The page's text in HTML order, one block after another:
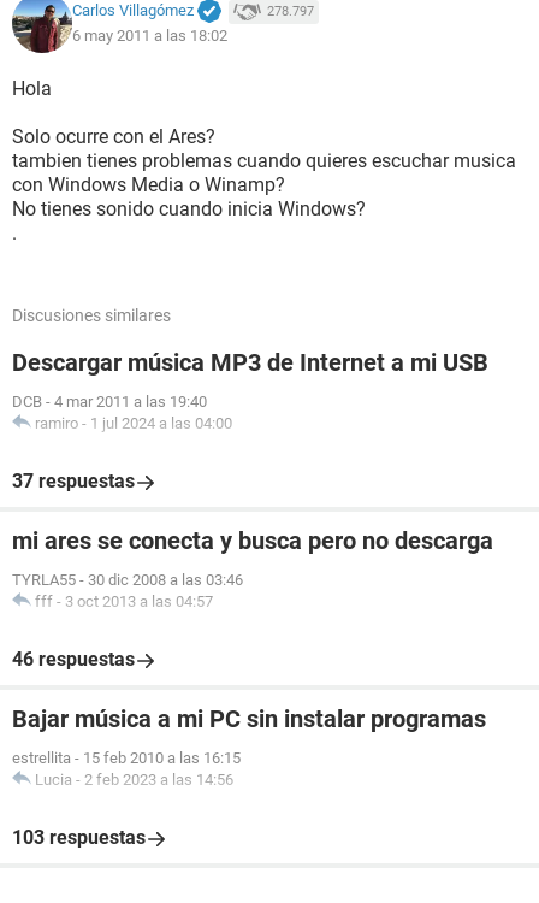
Carlos Villagómez 278.797
6 may 2011 a las 18:02
Hola
Solo ocurre con el Ares?
tambien tienes problemas cuando quieres escuchar musica
con Windows Media o Winamp?
No tienes sonido cuando inicia Windows?
.
Discusiones similares
Descargar música MP3 de Internet a mi USB
DCB - 4 mar 2011 a las 19:40
ramiro - 1 jul 2024 a las 04:00
37 respuestas
mi ares se conecta y busca pero no descarga
TYRLA55 - 30 dic 2008 a las 03:46
fff - 3 oct 2013 a las 04:57
46 respuestas
Bajar música a mi PC sin instalar programas
estrellita - 15 feb 2010 a las 16:15
Lucia - 2 feb 2023 a las 14:56
103 respuestas